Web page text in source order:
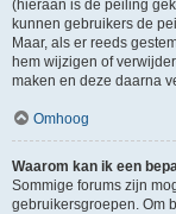
(hieraan is de peiling
kunnen gebruikers de
Maar, als er reeds
hem wijzigen of
maken en deze daarna
Omhoog
Waarom kan ik een
Sommige forums zijn
gebruikersgroepen. Om